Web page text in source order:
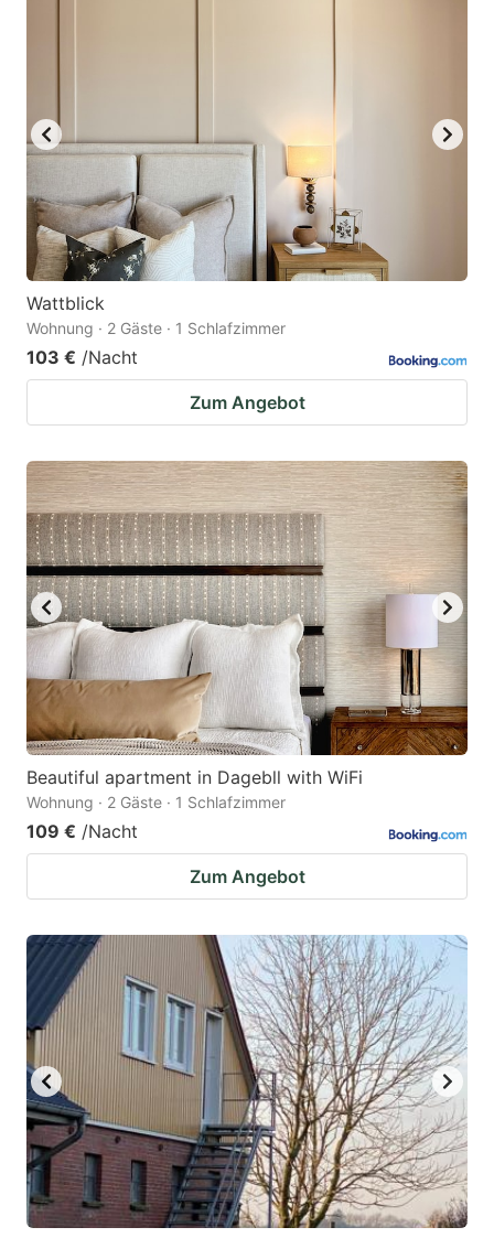
Wattblick
Wohnung · 2 Gäste · 1 Schlafzimmer
103 € /Nacht
Zum Angebot
Beautiful apartment in Dagebll with WiFi
Wohnung · 2 Gäste · 1 Schlafzimmer
109 € /Nacht
Zum Angebot